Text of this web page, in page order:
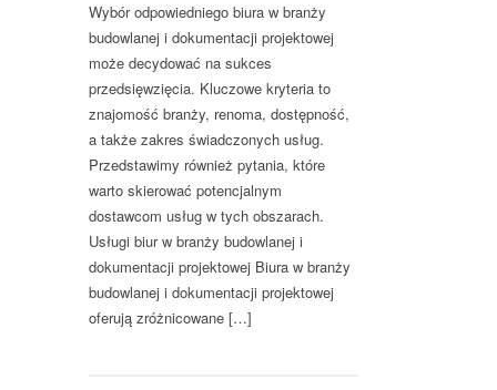
Wybór odpowiedniego biura w branży
budowlanej i dokumentacji projektowej
może decydować na sukces
przedsięwzięcia. Kluczowe kryteria to
znajomość branży, renoma, dostępność,
a także zakres świadczonych usług.
Przedstawimy również pytania, które
warto skierować potencjalnym
dostawcom usług w tych obszarach.
Usługi biur w branży budowlanej i
dokumentacji projektowej Biura w branży
budowlanej i dokumentacji projektowej
oferują zróżnicowane […]